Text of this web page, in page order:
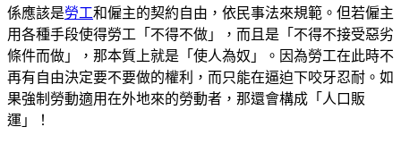
係應該是勞工和僱主的契約自由，依民事法來規範。但若僱主
用各種手段使得勞工「不得不做」，而且是「不得不接受惡劣
條件而做」，那本質上就是「使人為奴」。因為勞工在此時不
再有自由決定要不要做的權利，而只能在逼迫下咬牙忍耐。如
果強制勞動適用在外地來的勞動者，那還會構成「人口販
運」！